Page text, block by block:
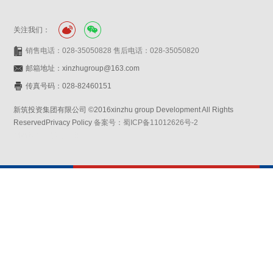
关注我们：
销售电话：028-35050828 售后电话：028-35050820
邮箱地址：xinzhugroup@163.com
传真号码：028-82460151
新筑投资集团有限公司 ©2016xinzhu group Development All Rights
ReservedPrivacy Policy备案号：蜀ICP备11012626号-2